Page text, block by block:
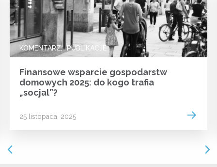
KOMENTARZ PUBLIKACJE
Finansowe wsparcie gospodarstw
domowych 2025: do kogo trafia
„socjal”?
25 listopada, 2025 Read